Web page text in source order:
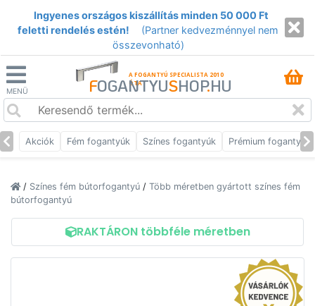
Ingyenes országos kiszállítás minden 50 000 Ft
feletti rendelés estén!
(Partner kedvezménnyel nem
összevonható)
MENÜ
A FOGANTYÚ SPECIALISTA 2010
ÓTA
FOGANTYUSHOP.HU
Akciók Fém fogantyúk Színes fogantyúk Prémium fogantyúk
/ Színes fém bútorfogantyú / Több méretben gyártott színes fém
bútorfogantyú
RAKTÁRON többféle méretben